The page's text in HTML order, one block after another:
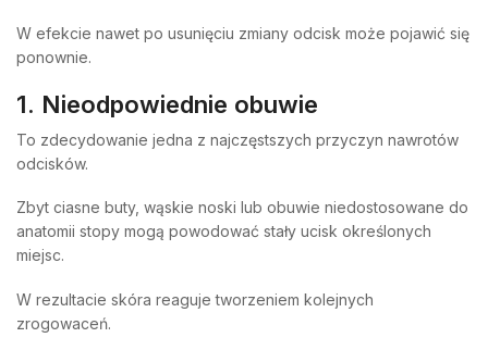
W efekcie nawet po usunięciu zmiany odcisk może pojawić się
ponownie.
1. Nieodpowiednie obuwie
To zdecydowanie jedna z najczęstszych przyczyn nawrotów
odcisków.
Zbyt ciasne buty, wąskie noski lub obuwie niedostosowane do
anatomii stopy mogą powodować stały ucisk określonych
miejsc.
W rezultacie skóra reaguje tworzeniem kolejnych
zrogowaceń.